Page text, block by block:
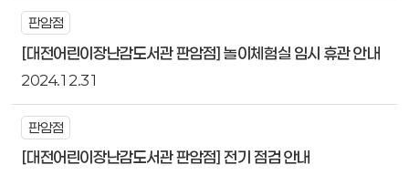
판암점
[대전어린이장난감도서관 판암점] 놀이체험실 임시 휴관 안내
2024.12.31
판암점
[대전어린이장난감도서관 판암점] 전기 점검 안내